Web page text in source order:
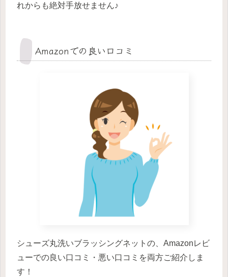
れからも絶対手放せません♪
Amazonでの良い口コミ
シューズ丸洗いブラッシングネットの、Amazonレビ
ューでの良い口コミ・悪い口コミを両方ご紹介しま
す！